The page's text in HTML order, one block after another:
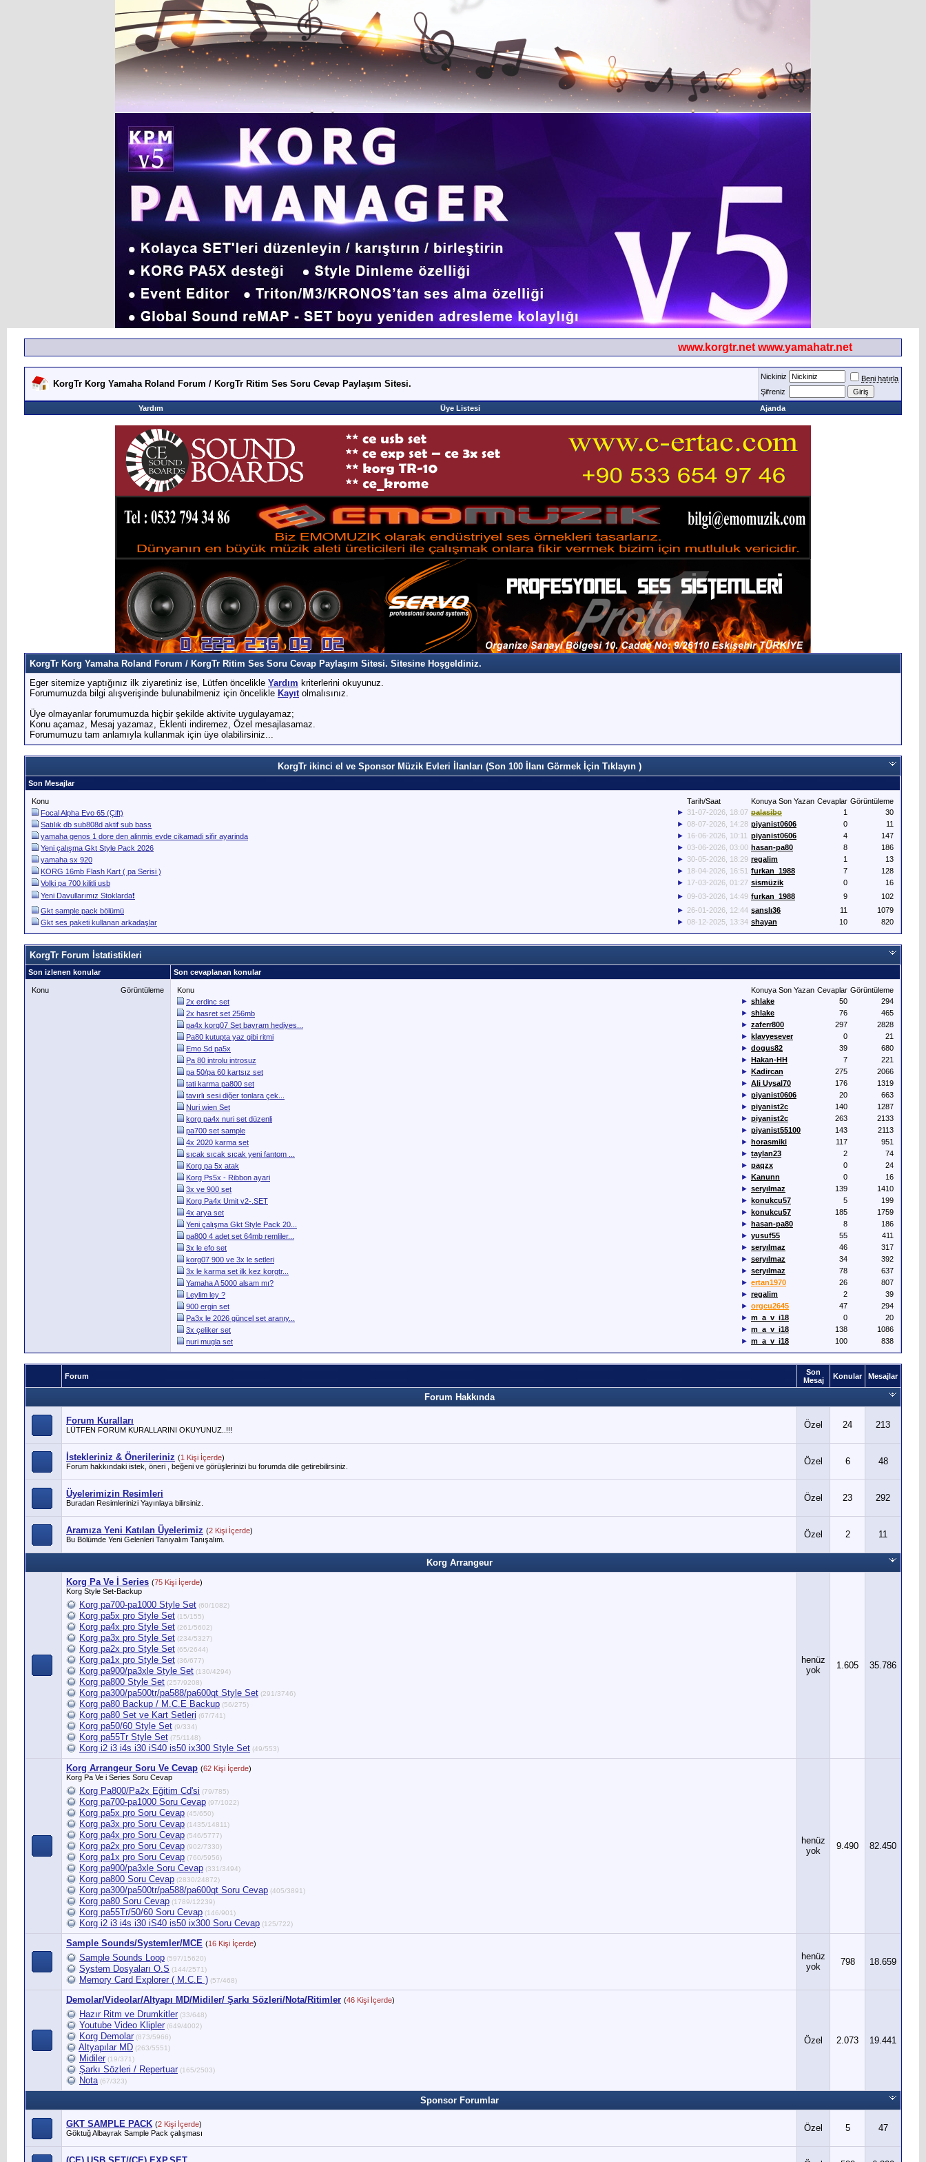
www.korgtr.net www.yamahatr.net
KorgTr Korg Yamaha Roland Forum / KorgTr Ritim Ses Soru Cevap Paylaşım Sitesi.
Nickiniz
Beni hatırla
Şifreniz
Yardım
Üye Listesi Ajanda
KorgTr Korg Yamaha Roland Forum / KorgTr Ritim Ses Soru Cevap Paylaşım Sitesi. Sitesine Hoşgeldiniz.
Eger sitemize yaptığınız ilk ziyaretiniz ise, Lütfen öncelikle Yardım kriterlerini okuyunuz.
Forumumuzda bilgi alışverişinde bulunabilmeniz için öncelikle Kayıtolmalısınız.
Üye olmayanlar forumumuzda hiçbir şekilde aktivite uygulayamaz;
Konu açamaz, Mesaj yazamaz, Eklenti indiremez, Özel mesajlasamaz.
Forumumuzu tam anlamıyla kullanmak için üye olabilirsiniz...
KorgTr ikinci el ve Sponsor Müzik Evleri İlanları (Son 100 İlanı Görmek İçin Tıklayın )
Son Mesajlar
Konu Tarih/Saat Konuya Son Yazan Cevaplar Görüntüleme
Focal Alpha Evo 65 (Çift)
► 31-07-2026, 18:07 palasibo 1
30
Satılık db sub808d aktif sub bass
► 08-07-2026, 14:28 piyanist0606 0
11
yamaha genos 1 dore den alinmis evde cikamadi sifir ayarinda
► 16-06-2026, 10:11 piyanist0606 4
147
Yeni çalışma Gkt Style Pack 2026
► 03-06-2026, 03:00 hasan-pa80 8
186
yamaha sx 920
► 30-05-2026, 18:29 regalim 1
13
KORG 16mb Flash Kart ( pa Serisi )
► 18-04-2026, 16:51 furkan_1988 7
128
Volki pa 700 kilitli usb
► 17-03-2026, 01:27 sismüzik 0
16
Yeni Davullarımız Stoklarda❗️
► 09-03-2026, 14:49 furkan_1988 9
102
Gkt sample pack bölümü
► 26-01-2026, 12:44 şanslı36 11
1079
Gkt ses paketi kullanan arkadaşlar
► 08-12-2025, 13:34 shayan 10 820
KorgTr Forum İstatistikleri
Son izlenen konular Son cevaplanan konular
Konu Görüntüleme Konu Konuya Son Yazan Cevaplar Görüntüleme
2x erdinc set
► shlake 50
294
2x hasret set 256mb
► shlake 76
465
pa4x korg07 Set bayram hediyes...
► zaferr800 297
2828
Pa80 kutupta yaz gibi ritmi
► klavyesever 0
21
Emo Sd pa5x
► dogus82 39
680
Pa 80 introlu introsuz
► Hakan-HH 7
221
pa 50/pa 60 kartsız set
► Kadircan 275
2066
tati karma pa800 set
► Ali Uysal70 176
1319
tavırlı sesi diğer tonlara çek...
► piyanist0606 20
663
Nuri wien Set
► piyanist2c 140
1287
korg pa4x nuri set düzenli
► piyanist2c 263
2133
pa700 set sample
► piyanist55100 143
2113
4x 2020 karma set
► horasmiki 117
951
sıcak sıcak sıcak yeni fantom ...
► taylan23 2
74
Korg pa 5x atak
► paqzx 0
24
Korg Ps5x - Ribbon ayari
► Kanunn 0
16
3x ve 900 set
► seryılmaz 139
1410
Korg Pa4x Umit v2-.SET
► konukcu57 5
199
4x arya set
► konukcu57 185
1759
Yeni çalışma Gkt Style Pack 20...
► hasan-pa80 8
186
pa800 4 adet set 64mb remliler...
► yusuf55 55
411
3x le efo set
► seryılmaz 46
317
korg07 900 ve 3x le setleri
► seryılmaz 34
392
3x le karma set ilk kez korgtr...
► seryılmaz 78
637
Yamaha A 5000 alsam mı?
► ertan1970 26
807
Leylim ley ?
► regalim 2
39
900 ergin set
► orgcu2645 47
294
Pa3x le 2026 güncel set aranıy...
► m_a_v_i18 0
20
3x çeliker set
► m_a_v_i18 138
1086
nuri mugla set
► m_a_v_i18 100 838
Forum
Son
Mesaj
Konular Mesajlar
Forum Hakkında
Forum Kuralları
LÜTFEN FORUM KURALLARINI OKUYUNUZ..!!! Özel 24 213
İstekleriniz & Önerileriniz (1 Kişi İçerde)
Forum hakkındaki istek, öneri , beğeni ve görüşlerinizi bu forumda dile getirebilirsiniz.
Özel 6 48
Üyelerimizin Resimleri
Buradan Resimlerinizi Yayınlaya bilirsiniz. Özel 23 292
Aramıza Yeni Katılan Üyelerimiz (2 Kişi İçerde)
Bu Bölümde Yeni Gelenleri Tanıyalım Tanışalım.
Özel 2 11
Korg Arrangeur
Korg Pa Ve İ Series (75 Kişi İçerde)
Korg Style Set-Backup
Korg pa700-pa1000 Style Set (60/1082)
Korg pa5x pro Style Set (15/155)
Korg pa4x pro Style Set (261/5602)
Korg pa3x pro Style Set (234/5327)
Korg pa2x pro Style Set (65/2644)
Korg pa1x pro Style Set (36/677)
Korg pa900/pa3xle Style Set (130/4294)
Korg pa800 Style Set (257/9208)
Korg pa300/pa500tr/pa588/pa600qt Style Set (291/3746)
Korg pa80 Backup / M.C.E Backup (56/275)
Korg pa80 Set ve Kart Setleri (67/741)
Korg pa50/60 Style Set (9/334)
Korg pa55Tr Style Set (75/1148)
Korg i2 i3 i4s i30 iS40 is50 ix300 Style Set (49/553)
henüz
yok
1.605 35.786
Korg Arrangeur Soru Ve Cevap (62 Kişi İçerde)
Korg Pa Ve i Series Soru Cevap
Korg Pa800/Pa2x Eğitim Cd'si (79/785)
Korg pa700-pa1000 Soru Cevap (97/1022)
Korg pa5x pro Soru Cevap (45/650)
Korg pa3x pro Soru Cevap (1435/14811)
Korg pa4x pro Soru Cevap (546/5777)
Korg pa2x pro Soru Cevap (902/7330)
Korg pa1x pro Soru Cevap (760/5956)
Korg pa900/pa3xle Soru Cevap (331/3494)
Korg pa800 Soru Cevap (2830/24872)
Korg pa300/pa500tr/pa588/pa600qt Soru Cevap (405/3891)
Korg pa80 Soru Cevap (1789/12239)
Korg pa55Tr/50/60 Soru Cevap (146/901)
Korg i2 i3 i4s i30 iS40 is50 ix300 Soru Cevap (125/722)
henüz
yok
9.490 82.450
Sample Sounds/Systemler/MCE (16 Kişi İçerde)
Sample Sounds Loop (597/15620)
System Dosyaları O.S (144/2571)
Memory Card Explorer ( M.C.E ) (57/468)
henüz
yok
798 18.659
Demolar/Videolar/Altyapı MD/Midiler/ Şarkı Sözleri/Nota/Ritimler (46 Kişi İçerde)
Hazır Ritm ve Drumkitler (33/648)
Youtube Video Klipler (649/4002)
Korg Demolar (873/5966)
Altyapılar MD (263/5551)
Midiler (19/371)
Şarkı Sözleri / Repertuar (165/2503)
Nota (67/323)
Özel 2.073 19.441
Sponsor Forumlar
GKT SAMPLE PACK (2 Kişi İçerde)
Göktuğ Albayrak Sample Pack çalışması
Özel 5 47